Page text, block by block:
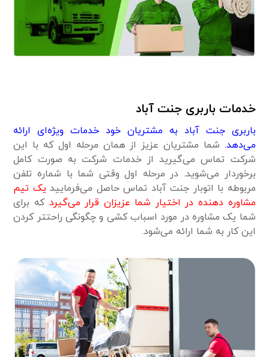
خدمات باربری جنت آباد
باربری جنت آباد به مشتریان خود خدمات ویژه‌ای ارائه
می‌دهد. شما مشتریان عزیز از همان مرحله اول که با این
شرکت تماس می‌گیرید از خدمات شرکت به صورت کامل
برخوردار می‌شوید. در مرحله اول وقتی شما با شماره تلفن
مربوطه با اتوبار جنت آباد تماس حاصل می‌فرمایید یک تیم
مشاوره دهنده در اختیار شما عزیزان قرار می‌گیرد که برای
شما یک مشاوره در مورد اسباب کشی و چگونگی راحتتر کردن
این کار به شما ارائه می‌شود.